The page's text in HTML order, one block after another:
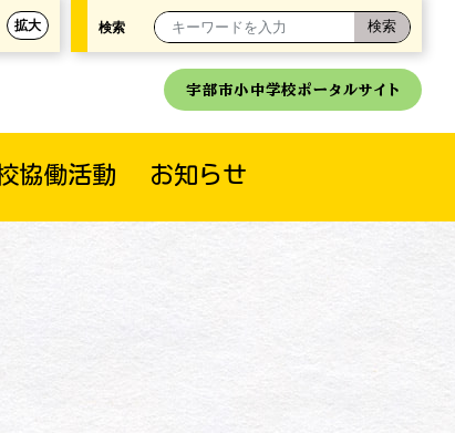
拡大 検索
宇部市小中学校ポータルサイト
協働活動 お知らせ